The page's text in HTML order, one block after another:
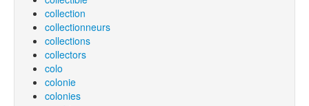
collection
collectionneurs
collections
collectors
colo
colonie
colonies